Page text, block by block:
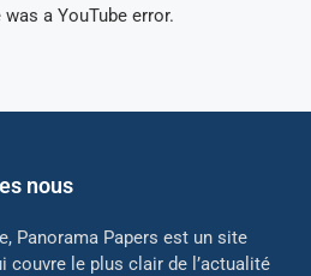
was a YouTube error.
nous
Panorama Papers est un site
couvre le plus clair de l’actualité